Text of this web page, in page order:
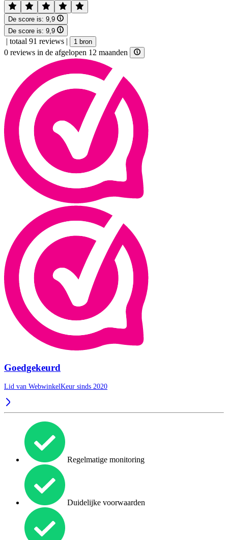
De score is: 9,9
De score is: 9,9
| totaal 91 reviews | 1 bron
0 reviews in de afgelopen 12 maanden
Goedgekeurd
Lid van WebwinkelKeur sinds 2020
Regelmatige monitoring
Duidelijke voorwaarden